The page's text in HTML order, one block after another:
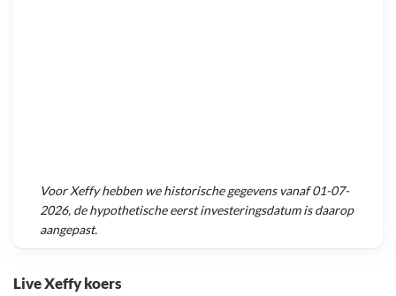
Live Xeffy koers
VoorXeffyhebben we historische gegevens vanaf01-07-
2026, de hypothetische eerst investeringsdatum is daarop
aangepast.